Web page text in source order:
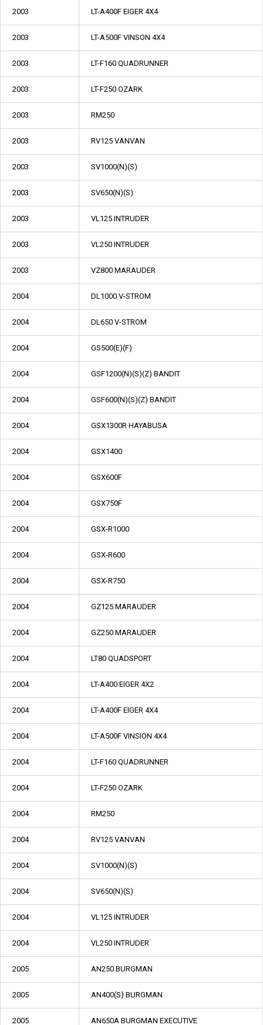
2003 LT-A400F EIGER 4X4
2003 LT-A500F VINSON 4X4
2003 LT-F160 QUADRUNNER
2003 LT-F250 OZARK
2003 RM250
2003 RV125 VANVAN
2003 SV1000(N)(S)
2003 SV650(N)(S)
2003 VL125 INTRUDER
2003 VL250 INTRUDER
2003 VZ800 MARAUDER
2004 DL1000 V-STROM
2004 DL650 V-STROM
2004 GS500(E)(F)
2004 GSF1200(N)(S)(Z) BANDIT
2004 GSF600(N)(S)(Z) BANDIT
2004 GSX1300R HAYABUSA
2004 GSX1400
2004 GSX600F
2004 GSX750F
2004 GSX-R1000
2004 GSX-R600
2004 GSX-R750
2004 GZ125 MARAUDER
2004 GZ250 MARAUDER
2004 LT80 QUADSPORT
2004 LT-A400 EIGER 4X2
2004 LT-A400F EIGER 4X4
2004 LT-A500F VINSION 4X4
2004 LT-F160 QUADRUNNER
2004 LT-F250 OZARK
2004 RM250
2004 RV125 VANVAN
2004 SV1000(N)(S)
2004 SV650(N)(S)
2004 VL125 INTRUDER
2004 VL250 INTRUDER
2005 AN250 BURGMAN
2005 AN400(S) BURGMAN
2005 AN650A BURGMAN EXECUTIVE